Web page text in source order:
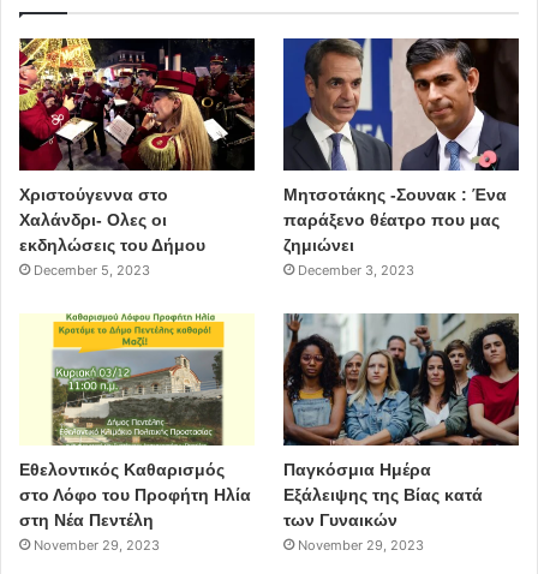
Χριστούγεννα στο
Χαλάνδρι- Ολες οι
εκδηλώσεις του Δήμου
December 5, 2023
Μητσοτάκης -Σουνακ : Ένα
παράξενο θέατρο που μας
ζημιώνει
December 3, 2023
Εθελοντικός Καθαρισμός
στο Λόφο του Προφήτη Ηλία
στη Νέα Πεντέλη
November 29, 2023
Παγκόσμια Ημέρα
Εξάλειψης της Βίας κατά
των Γυναικών
November 29, 2023